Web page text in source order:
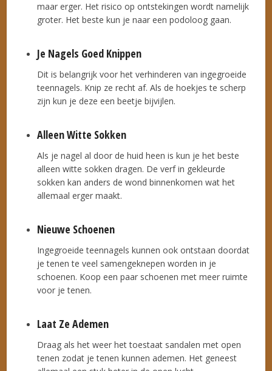
maar erger. Het risico op ontstekingen wordt namelijk
groter. Het beste kun je naar een podoloog gaan.
Je Nagels Goed Knippen
Dit is belangrijk voor het verhinderen van ingegroeide
teennagels. Knip ze recht af. Als de hoekjes te scherp
zijn kun je deze een beetje bijvijlen.
Alleen Witte Sokken
Als je nagel al door de huid heen is kun je het beste
alleen witte sokken dragen. De verf in gekleurde
sokken kan anders de wond binnenkomen wat het
allemaal erger maakt.
Nieuwe Schoenen
Ingegroeide teennagels kunnen ook ontstaan doordat
je tenen te veel samengeknepen worden in je
schoenen. Koop een paar schoenen met meer ruimte
voor je tenen.
Laat Ze Ademen
Draag als het weer het toestaat sandalen met open
tenen zodat je tenen kunnen ademen. Het geneest